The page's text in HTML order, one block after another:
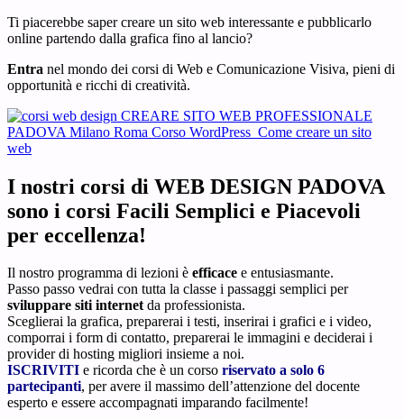
Ti piacerebbe saper creare un sito web interessante e pubblicarlo
online partendo dalla grafica fino al lancio?
Entra nel mondo dei corsi di Web e Comunicazione Visiva, pieni di
opportunità e ricchi di creatività.
I nostri corsi di WEB DESIGN PADOVA
sono i corsi Facili Semplici e Piacevoli
per eccellenza!
Il nostro programma di lezioni è efficace e entusiasmante.
Passo passo vedrai con tutta la classe i passaggi semplici per
sviluppare siti internetda professionista.
Sceglierai la grafica, preparerai i testi, inserirai i grafici e i video,
comporrai i form di contatto, preparerai le immagini e deciderai i
provider di hosting migliori insieme a noi.
ISCRIVITI e ricorda che è un corso riservato a solo 6
partecipanti, per avere il massimo dell’attenzione del docente
esperto e essere accompagnati imparando facilmente!